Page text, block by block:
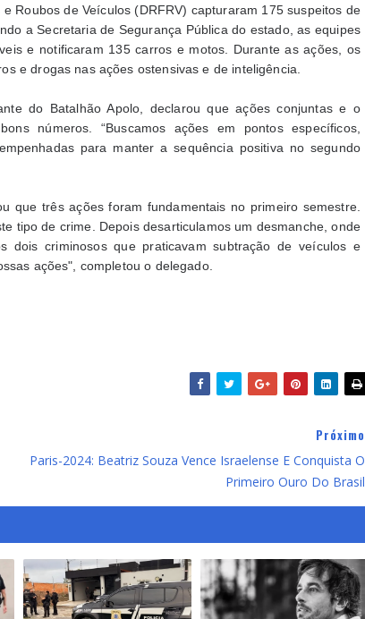
Roubos de Veículos (DRFRV) capturaram 175 suspeitos de
a Secretaria de Segurança Pública do estado, as equipes
e notificaram 135 carros e motos. Durante as ações, os
e drogas nas ações ostensivas e de inteligência.
do Batalhão Apolo, declarou que ações conjuntas e o
números. “Buscamos ações em pontos específicos,
para manter a sequência positiva no segundo
que três ações foram fundamentais no primeiro semestre.
tipo de crime. Depois desarticulamos um desmanche, onde
dois criminosos que praticavam subtração de veículos e
ações", completou o delegado.
Próximo
Paris-2024: Beatriz Souza Vence Israelense E Conquista O
Primeiro Ouro Do Brasil